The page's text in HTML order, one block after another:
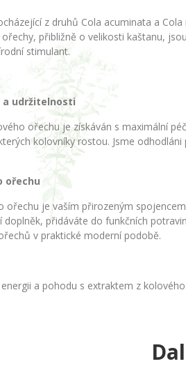
z druhů Cola acuminata a
přibližně o velikosti kaštanu,
stimulant.
a udržitelnosti
ořechu je získáván s maximální
kolovníky rostou. Jsme
ořechu
ořechu je vaším přirozeným
doplněk, přidáváte do funkčních
v praktické moderní podobě.
a pohodu s extraktem z